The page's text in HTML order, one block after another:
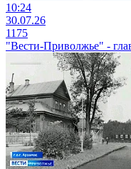
10:24
30.07.26
1175
"Вести-Приволжье" -